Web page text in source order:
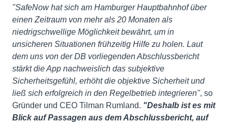
"SafeNow hat sich am Hamburger Hauptbahnhof über
einen Zeitraum von mehr als 20 Monaten als
niedrigschwellige Möglichkeit bewährt, um in
unsicheren Situationen frühzeitig Hilfe zu holen. Laut
dem uns von der DB vorliegenden Abschlussbericht
stärkt die App nachweislich das subjektive
Sicherheitsgefühl, erhöht die objektive Sicherheit und
ließ sich erfolgreich in den Regelbetrieb integrieren", so
Gründer und CEO Tilman Rumland. "Deshalb ist es mit
Blick auf Passagen aus dem Abschlussbericht, auf